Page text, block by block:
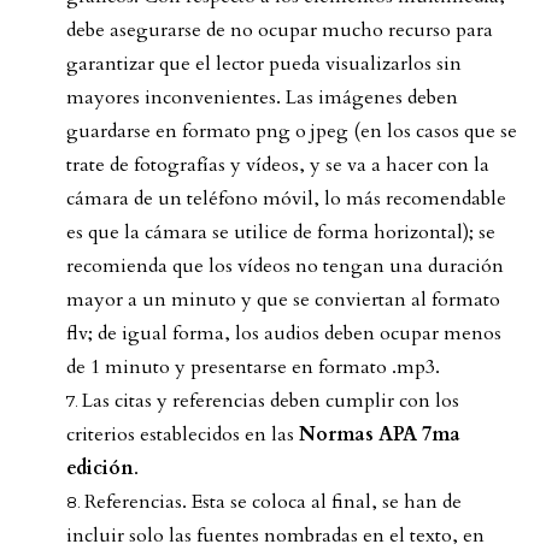
debe asegurarse de no ocupar mucho recurso para
garantizar que el lector pueda visualizarlos sin
mayores inconvenientes. Las imágenes deben
guardarse en formato png o jpeg (en los casos que se
trate de fotografías y vídeos, y se va a hacer con la
cámara de un teléfono móvil, lo más recomendable
es que la cámara se utilice de forma horizontal); se
recomienda que los vídeos no tengan una duración
mayor a un minuto y que se conviertan al formato
flv; de igual forma, los audios deben ocupar menos
de 1 minuto y presentarse en formato .mp3.
Las citas y referencias deben cumplir con los
criterios establecidos en las Normas APA 7ma
edición.
Referencias. Esta se coloca al final, se han de
incluir solo las fuentes nombradas en el texto, en